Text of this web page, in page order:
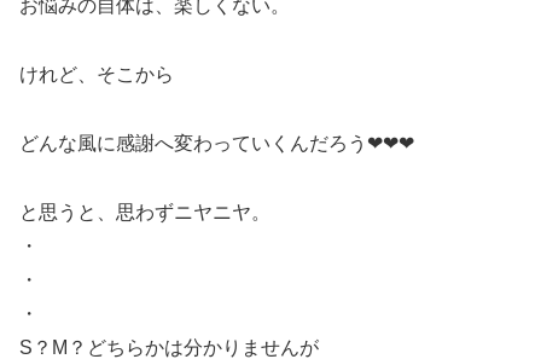
お悩みの自体は、楽しくない。
けれど、そこから
どんな風に感謝へ変わっていくんだろう❤❤❤
と思うと、思わずニヤニヤ。
・
・
・
S？M？どちらかは分かりませんが